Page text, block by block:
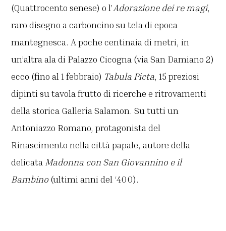
(Quattrocento senese) o l’Adorazione dei re magi,
raro disegno a carboncino su tela di epoca
mantegnesca. A poche centinaia di metri, in
un’altra ala di Palazzo Cicogna (via San Damiano 2)
ecco (fino al 1 febbraio) Tabula Picta, 15 preziosi
dipinti su tavola frutto di ricerche e ritrovamenti
della storica Galleria Salamon. Su tutti un
Antoniazzo Romano, protagonista del
Rinascimento nella città papale, autore della
delicata Madonna con San Giovannino e il
Bambino (ultimi anni del ‘400).